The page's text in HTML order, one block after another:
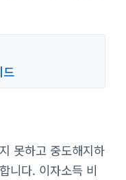
드
못하고 중도해지하
니다. 이자소득 비